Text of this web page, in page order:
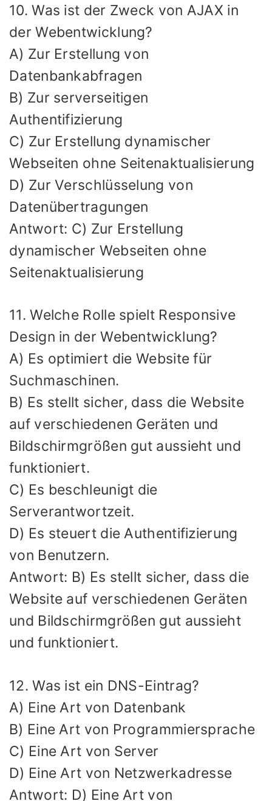
10. Was ist der Zweck von AJAX in
der Webentwicklung?
A) Zur Erstellung von
Datenbankabfragen
B) Zur serverseitigen
Authentifizierung
C) Zur Erstellung dynamischer
Webseiten ohne Seitenaktualisierung
D) Zur Verschlüsselung von
Datenübertragungen
Antwort: C) Zur Erstellung
dynamischer Webseiten ohne
Seitenaktualisierung
11. Welche Rolle spielt Responsive
Design in der Webentwicklung?
A) Es optimiert die Website für
Suchmaschinen.
B) Es stellt sicher, dass die Website
auf verschiedenen Geräten und
Bildschirmgrößen gut aussieht und
funktioniert.
C) Es beschleunigt die
Serverantwortzeit.
D) Es steuert die Authentifizierung
von Benutzern.
Antwort: B) Es stellt sicher, dass die
Website auf verschiedenen Geräten
und Bildschirmgrößen gut aussieht
und funktioniert.
12. Was ist ein DNS-Eintrag?
A) Eine Art von Datenbank
B) Eine Art von Programmiersprache
C) Eine Art von Server
D) Eine Art von Netzwerkadresse
Antwort: D) Eine Art von